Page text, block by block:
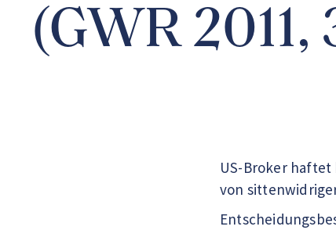
(GWR 2011,
US-Broker
von